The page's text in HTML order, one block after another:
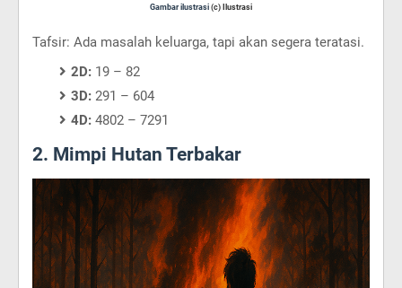
Gambar ilustrasi (c) Ilustrasi
Tafsir: Ada masalah keluarga, tapi akan segera teratasi.
2D: 19 – 82
3D: 291 – 604
4D: 4802 – 7291
2. Mimpi Hutan Terbakar